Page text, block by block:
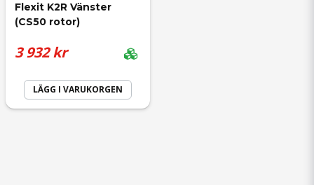
Flexit K2R Vänster
(CS50 rotor)
3 932 kr
LÄGG I VARUKORGEN